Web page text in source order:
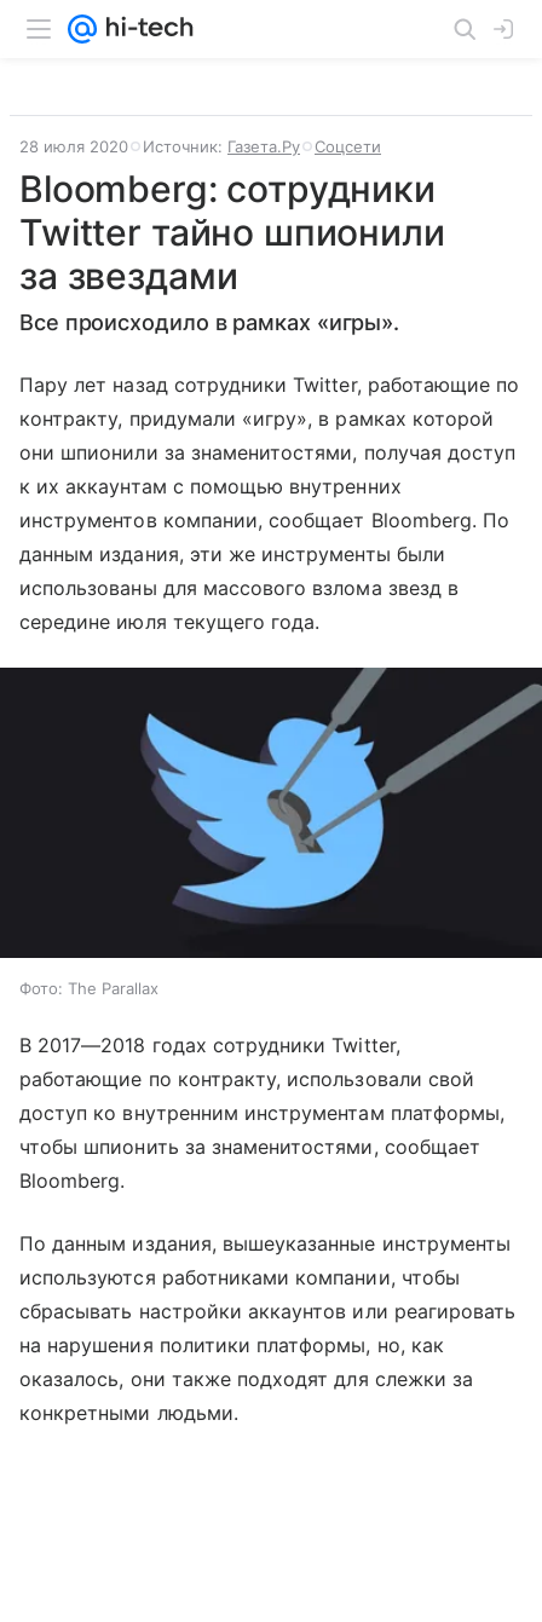
28 июля 2020 Источник: Газета.Ру Соцсети
Bloomberg: сотрудники
Twitter тайно шпионили
за звездами
Все происходило в рамках «игры».
Пару лет назад сотрудники Twitter, работающие по
контракту, придумали «игру», в рамках которой
они шпионили за знаменитостями, получая доступ
к их аккаунтам с помощью внутренних
инструментов компании, сообщает Bloomberg. По
данным издания, эти же инструменты были
использованы для массового взлома звезд в
середине июля текущего года.
Фото: The Parallax
В 2017—2018 годах сотрудники Twitter,
работающие по контракту, использовали свой
доступ ко внутренним инструментам платформы,
чтобы шпионить за знаменитостями, сообщает
Bloomberg.
По данным издания, вышеуказанные инструменты
используются работниками компании, чтобы
сбрасывать настройки аккаунтов или реагировать
на нарушения политики платформы, но, как
оказалось, они также подходят для слежки за
конкретными людьми.